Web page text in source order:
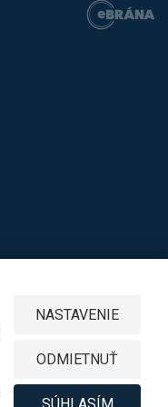
NASTAVENIE
ODMIETNUŤ
SÚHLASÍM